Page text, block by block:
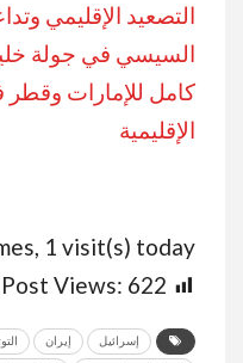
التصعيد الإقليمي
السيسي في جولة
كامل للإمارات وقطر
الإقليمية
1 visit(s) today
Post Views: 622
إسرائيل إيران